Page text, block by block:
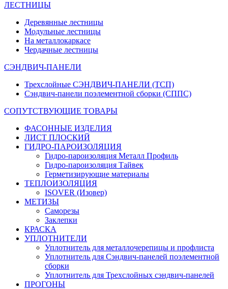
ЛЕСТНИЦЫ
Деревянные лестницы
Модульные лестницы
На металлокаркасе
Чердачные лестницы
СЭНДВИЧ-ПАНЕЛИ
Трехслойные СЭНДВИЧ-ПАНЕЛИ (ТСП)
Сэндвич-панели поэлементной сборки (СППС)
СОПУТСТВУЮЩИЕ ТОВАРЫ
ФАСОННЫЕ ИЗДЕЛИЯ
ЛИСТ ПЛОСКИЙ
ГИДРО-ПАРОИЗОЛЯЦИЯ
Гидро-пароизоляция Металл Профиль
Гидро-пароизоляция Тайвек
Герметизирующие материалы
ТЕПЛОИЗОЛЯЦИЯ
ISOVER (Изовер)
МЕТИЗЫ
Саморезы
Заклепки
КРАСКА
УПЛОТНИТЕЛИ
Уплотнитель для металлочерепицы и профлиста
Уплотнитель для Сэндвич-панелей поэлементной
сборки
Уплотнитель для Трехслойных сэндвич-панелей
ПРОГОНЫ